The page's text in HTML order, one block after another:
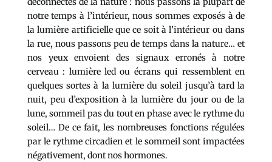
notre temps à l’intérieur, nous sommes exposés à de
la lumière artificielle que ce soit à l’intérieur ou dans
la rue, nous passons peu de temps dans la nature… et
nos yeux envoient des signaux erronés à notre
cerveau : lumière led ou écrans qui ressemblent en
quelques sortes à la lumière du soleil jusqu’à tard la
nuit, peu d’exposition à la lumière du jour ou de la
lune, sommeil pas du tout en phase avec le rythme du
soleil… De ce fait, les nombreuses fonctions régulées
par le rythme circadien et le sommeil sont impactées
négativement, dont nos hormones.